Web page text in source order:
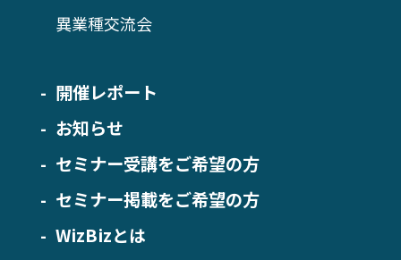
異業種交流会
開催レポート
お知らせ
セミナー受講をご希望の方
セミナー掲載をご希望の方
WizBizとは